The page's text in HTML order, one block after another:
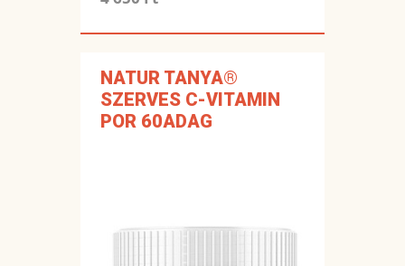
NATUR TANYA®
SZERVES C-VITAMIN
POR 60ADAG